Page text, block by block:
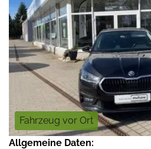
Fahrzeug vor Ort
Allgemeine Daten: